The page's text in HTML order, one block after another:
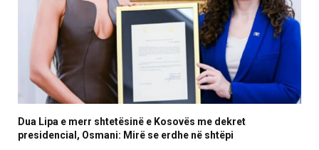
Dua Lipa e merr shtetësinë e Kosovës me dekret
presidencial, Osmani: Mirë se erdhe në shtëpi